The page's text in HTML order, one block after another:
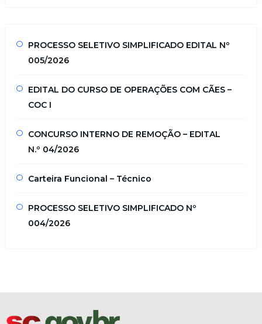
PROCESSO SELETIVO SIMPLIFICADO EDITAL Nº
005/2026
EDITAL DO CURSO DE OPERAÇÕES COM CÃES –
COC I
CONCURSO INTERNO DE REMOÇÃO – EDITAL
N.º 04/2026
Carteira Funcional – Técnico
PROCESSO SELETIVO SIMPLIFICADO Nº
004/2026